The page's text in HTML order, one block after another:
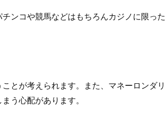
ンコや競馬などはもちろんカジノに限った
とが考えられます。また、マネーロンダリ
う心配があります。